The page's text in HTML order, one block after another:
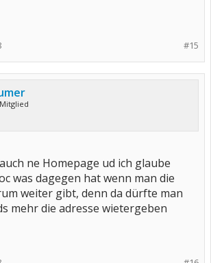
#15
ne Homepage ud ich glaube
was dagegen hat wenn man die
weiter gibt, denn da dürfte man
mehr die adresse wietergeben